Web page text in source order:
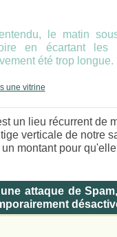
le matin
en écartant
été trop longue.
une vitrine
un lieu récurrent de
verticale de notre
montant pour
attaque de